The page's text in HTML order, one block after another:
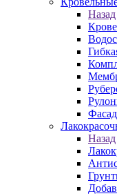
Назад
Назад